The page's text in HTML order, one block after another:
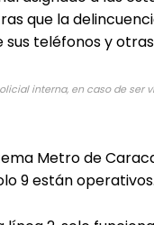
que la
teléfonos y
interna, en caso de ser
Metro de
9 están operativos.